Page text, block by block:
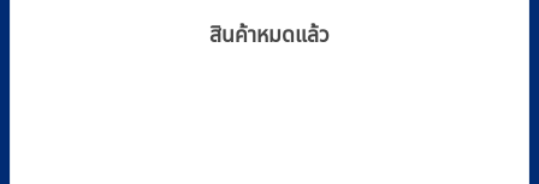
สินค้าหมดแล้ว